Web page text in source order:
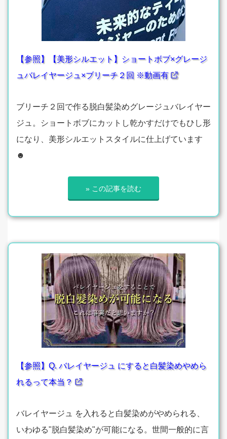
【参照】【美形シルエット】ショートボブ×グレージ
ュバレイヤージュ×ブリーチ２回 ※動画有
ブリーチ２回で作る脱白髪染めグレージュバレイヤー
ジュ。ショートボブにカットし乾かすだけでもひし形
になり、美形シルエットスタイルに仕上げています
☻
» この記事を読む
【参照】Q. バレイヤージュ にすると白髪染めやめら
れるって本当？
バレイヤージュ を入れると白髪染めがやめられる、
いわゆる"脱白髪染め"が可能になる。世間一般的に言